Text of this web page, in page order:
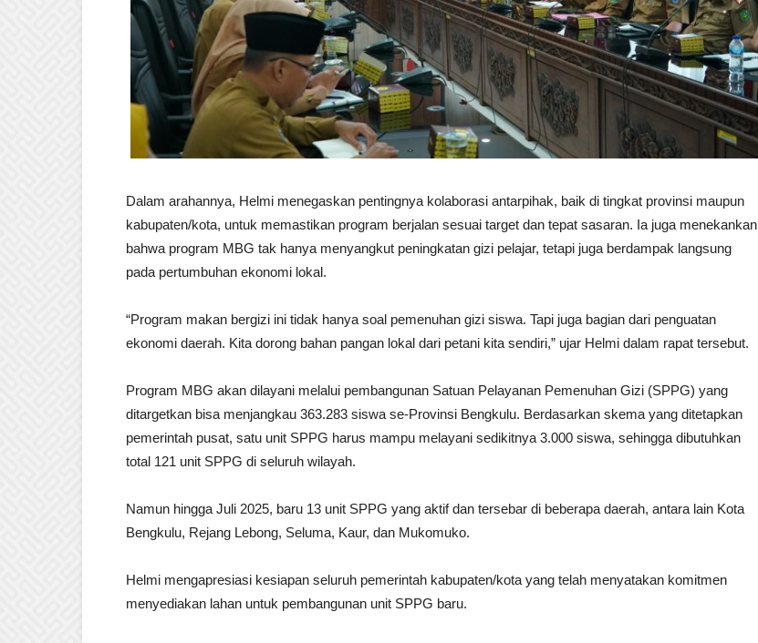
Dalam arahannya, Helmi menegaskan pentingnya kolaborasi antarpihak, baik di tingkat provinsi maupun
kabupaten/kota, untuk memastikan program berjalan sesuai target dan tepat sasaran. Ia juga menekankan
bahwa program MBG tak hanya menyangkut peningkatan gizi pelajar, tetapi juga berdampak langsung
pada pertumbuhan ekonomi lokal.
“Program makan bergizi ini tidak hanya soal pemenuhan gizi siswa. Tapi juga bagian dari penguatan
ekonomi daerah. Kita dorong bahan pangan lokal dari petani kita sendiri,” ujar Helmi dalam rapat tersebut.
Program MBG akan dilayani melalui pembangunan Satuan Pelayanan Pemenuhan Gizi (SPPG) yang
ditargetkan bisa menjangkau 363.283 siswa se-Provinsi Bengkulu. Berdasarkan skema yang ditetapkan
pemerintah pusat, satu unit SPPG harus mampu melayani sedikitnya 3.000 siswa, sehingga dibutuhkan
total 121 unit SPPG di seluruh wilayah.
Namun hingga Juli 2025, baru 13 unit SPPG yang aktif dan tersebar di beberapa daerah, antara lain Kota
Bengkulu, Rejang Lebong, Seluma, Kaur, dan Mukomuko.
Helmi mengapresiasi kesiapan seluruh pemerintah kabupaten/kota yang telah menyatakan komitmen
menyediakan lahan untuk pembangunan unit SPPG baru.